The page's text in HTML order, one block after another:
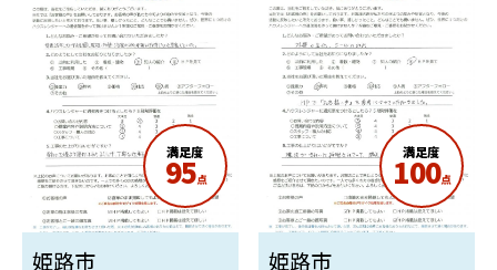
満足度
95点
姫路市
満足度
100点
姫路市